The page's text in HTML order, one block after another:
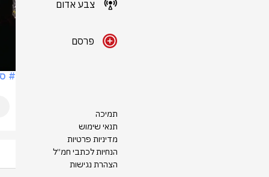
צבע אדום
פרסם
תמיכה
תנאי שימוש
מדיניות פרטיות
הנחיות לכתבי חמ״ל
הצהרת נגישות
#